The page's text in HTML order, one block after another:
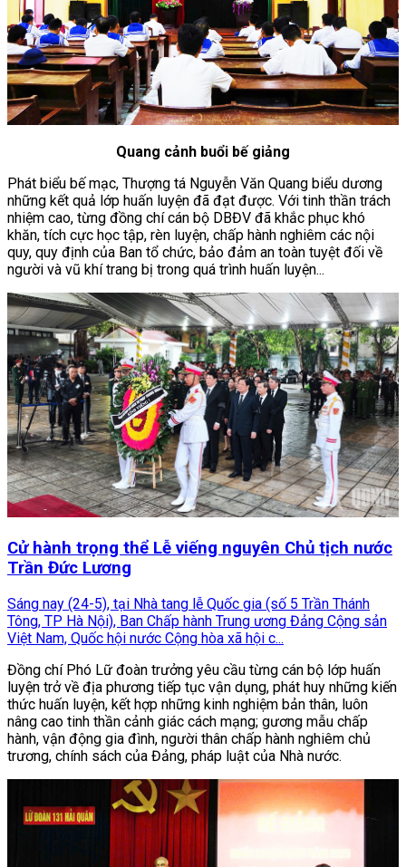
Quang cảnh buổi bế giảng
Phát biểu bế mạc, Thượng tá Nguyễn Văn Quang biểu dương
những kết quả lớp huấn luyện đã đạt được. Với tinh thần trách
nhiệm cao, từng đồng chí cán bộ DBĐV đã khắc phục khó
khăn, tích cực học tập, rèn luyện, chấp hành nghiêm các nội
quy, quy định của Ban tổ chức, bảo đảm an toàn tuyệt đối về
người và vũ khí trang bị trong quá trình huấn luyện...
Cử hành trọng thể Lễ viếng nguyên Chủ tịch nước
Trần Đức Lương
Sáng nay (24-5), tại Nhà tang lễ Quốc gia (số 5 Trần Thánh
Tông, TP Hà Nội), Ban Chấp hành Trung ương Đảng Cộng sản
Việt Nam, Quốc hội nước Cộng hòa xã hội c...
Đồng chí Phó Lữ đoàn trưởng yêu cầu từng cán bộ lớp huấn
luyện trở về địa phương tiếp tục vận dụng, phát huy những kiến
thức huấn luyện, kết hợp những kinh nghiệm bản thân, luôn
nâng cao tinh thần cảnh giác cách mạng; gương mẫu chấp
hành, vận động gia đình, người thân chấp hành nghiêm chủ
trương, chính sách của Đảng, pháp luật của Nhà nước.